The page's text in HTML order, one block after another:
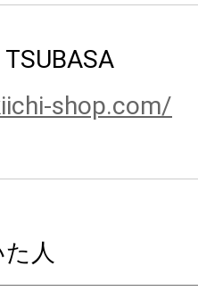
TSUBASA
shop.com/
人